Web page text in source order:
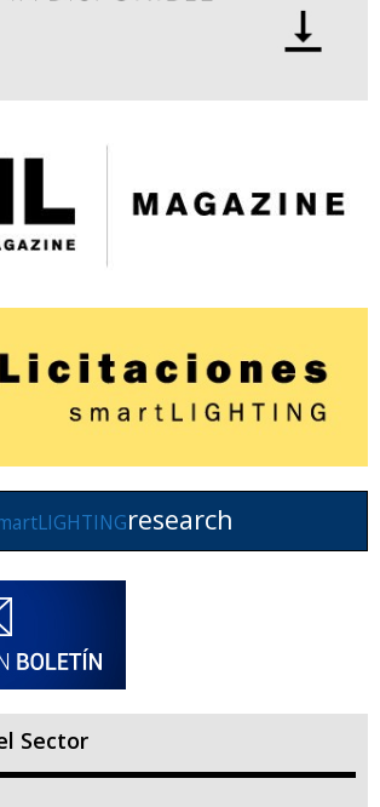
research
Sector